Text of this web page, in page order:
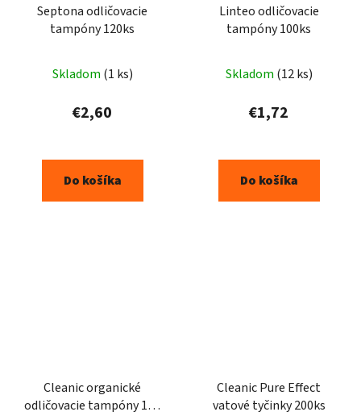
Septona odličovacie
tampóny 120ks
Skladom (1 ks)
€2,60
Do košíka
Linteo odličovacie
tampóny 100ks
Skladom (12 ks)
€1,72
Do košíka
Cleanic organické
odličovacie tampóny 120
Cleanic Pure Effect
vatové tyčinky 200ks